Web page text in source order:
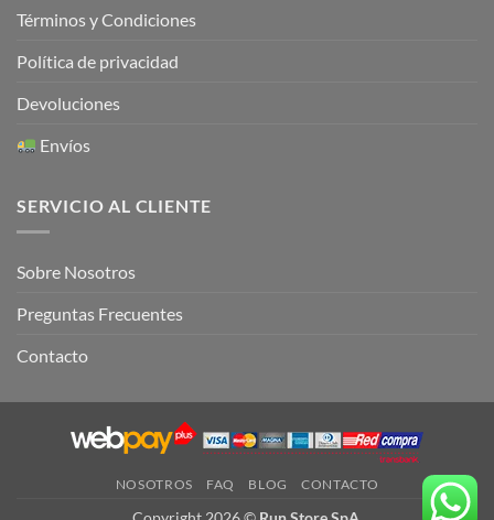
Términos y Condiciones
Política de privacidad
Devoluciones
Envíos
SERVICIO AL CLIENTE
Sobre Nosotros
Preguntas Frecuentes
Contacto
NOSOTROS FAQ BLOG CONTACTO